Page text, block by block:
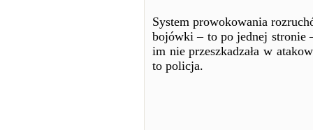
System prowokowania
bojówki – to po jednej stronie
im nie przeszkadzała w
to policja.